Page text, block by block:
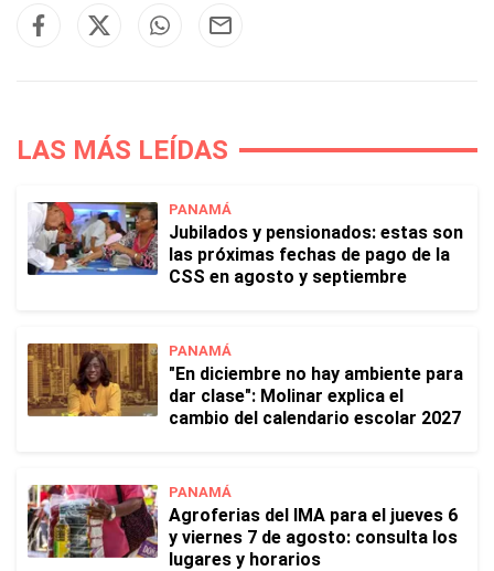
LAS MÁS LEÍDAS
PANAMÁ
Jubilados y pensionados: estas son
las próximas fechas de pago de la
CSS en agosto y septiembre
PANAMÁ
"En diciembre no hay ambiente para
dar clase": Molinar explica el
cambio del calendario escolar 2027
PANAMÁ
Agroferias del IMA para el jueves 6
y viernes 7 de agosto: consulta los
lugares y horarios